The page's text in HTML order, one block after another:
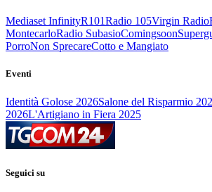
Mediaset InfinityR101Radio 105Virgin Radio
MontecarloRadio SubasioComingsoon
PorroNon SprecareCotto e Mangiato
Eventi
Identità Golose 2026Salone del Risparmio
2026L'Artigiano in Fiera 2025
Seguici su